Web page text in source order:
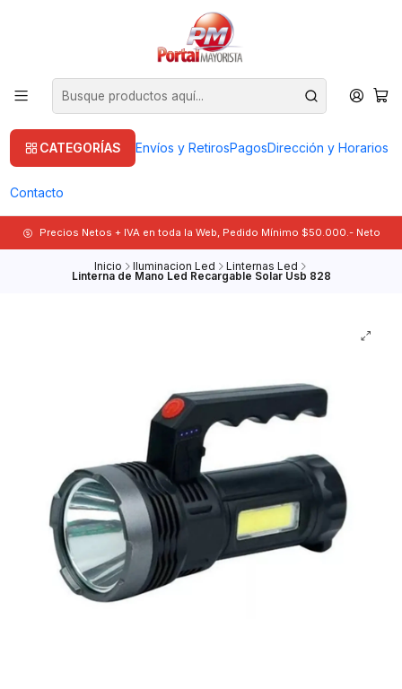
CATEGORÍAS Envíos y RetirosPagosDirección y Horarios
Contacto
Precios Netos + IVA en toda la Web, Pedido Mínimo $50.000.- Neto
Inicio Iluminacion Led Linternas Led
Linterna de Mano Led Recargable Solar Usb 828